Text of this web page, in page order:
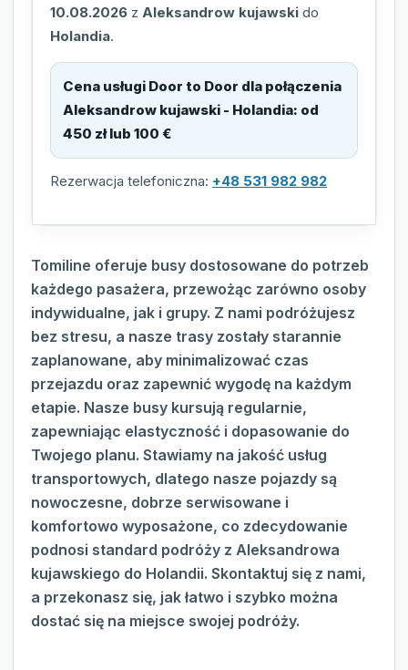
10.08.2026 z Aleksandrow kujawski do
Holandia.
Cena usługi Door to Door dla połączenia
Aleksandrow kujawski - Holandia: od
450 zł lub 100 €
Rezerwacja telefoniczna: +48 531 982 982
Tomiline oferuje busy dostosowane do potrzeb
każdego pasażera, przewożąc zarówno osoby
indywidualne, jak i grupy. Z nami podróżujesz
bez stresu, a nasze trasy zostały starannie
zaplanowane, aby minimalizować czas
przejazdu oraz zapewnić wygodę na każdym
etapie. Nasze busy kursują regularnie,
zapewniając elastyczność i dopasowanie do
Twojego planu. Stawiamy na jakość usług
transportowych, dlatego nasze pojazdy są
nowoczesne, dobrze serwisowane i
komfortowo wyposażone, co zdecydowanie
podnosi standard podróży z Aleksandrowa
kujawskiego do Holandii. Skontaktuj się z nami,
a przekonasz się, jak łatwo i szybko można
dostać się na miejsce swojej podróży.